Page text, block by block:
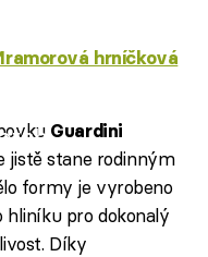
hrníčková
Guardini
jistě stane rodinným
formy je vyrobeno
hliníku pro dokonalý
Díky